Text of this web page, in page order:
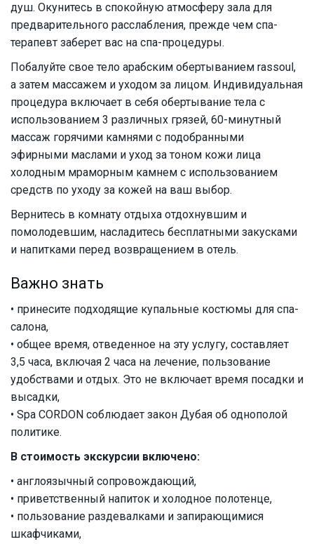
душ. Окунитесь в спокойную атмосферу зала для
предварительного расслабления, прежде чем спа-
терапевт заберет вас на спа-процедуры.
Побалуйте свое тело арабским обертыванием rassoul,
а затем массажем и уходом за лицом. Индивидуальная
процедура включает в себя обертывание тела с
использованием 3 различных грязей, 60-минутный
массаж горячими камнями с подобранными
эфирными маслами и уход за тоном кожи лица
холодным мраморным камнем с использованием
средств по уходу за кожей на ваш выбор.
Вернитесь в комнату отдыха отдохнувшим и
помолодевшим, насладитесь бесплатными закусками
и напитками перед возвращением в отель.
Важно знать
• принесите подходящие купальные костюмы для спа-
салона,
• общее время, отведенное на эту услугу, составляет
3,5 часа, включая 2 часа на лечение, пользование
удобствами и отдых. Это не включает время посадки и
высадки,
• Spa CORDON соблюдает закон Дубая об однополой
политике.
В стоимость экскурсии включено:
• англоязычный сопровождающий,
• приветственный напиток и холодное полотенце,
• пользование раздевалками и запирающимися
шкафчиками,